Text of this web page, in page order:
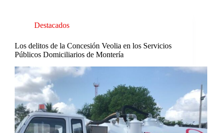
Destacados
Los delitos de la Concesión Veolia en los Servicios
Públicos Domiciliarios de Montería